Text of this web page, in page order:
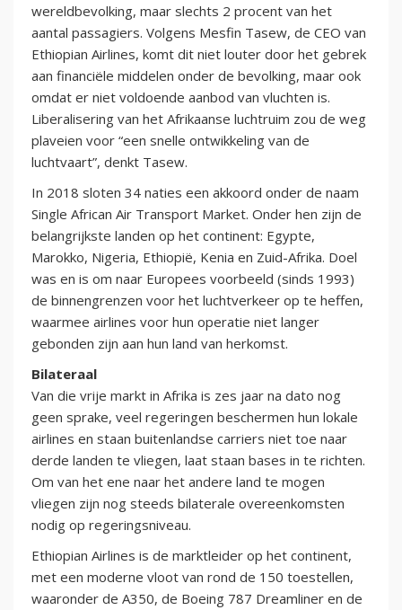
wereldbevolking, maar slechts 2 procent van het
aantal passagiers. Volgens Mesfin Tasew, de CEO van
Ethiopian Airlines, komt dit niet louter door het gebrek
aan financiële middelen onder de bevolking, maar ook
omdat er niet voldoende aanbod van vluchten is.
Liberalisering van het Afrikaanse luchtruim zou de weg
plaveien voor “een snelle ontwikkeling van de
luchtvaart”, denkt Tasew.
In 2018 sloten 34 naties een akkoord onder de naam
Single African Air Transport Market. Onder hen zijn de
belangrijkste landen op het continent: Egypte,
Marokko, Nigeria, Ethiopië, Kenia en Zuid-Afrika. Doel
was en is om naar Europees voorbeeld (sinds 1993)
de binnengrenzen voor het luchtverkeer op te heffen,
waarmee airlines voor hun operatie niet langer
gebonden zijn aan hun land van herkomst.
Bilateraal
Van die vrije markt in Afrika is zes jaar na dato nog
geen sprake, veel regeringen beschermen hun lokale
airlines en staan buitenlandse carriers niet toe naar
derde landen te vliegen, laat staan bases in te richten.
Om van het ene naar het andere land te mogen
vliegen zijn nog steeds bilaterale overeenkomsten
nodig op regeringsniveau.
Ethiopian Airlines is de marktleider op het continent,
met een moderne vloot van rond de 150 toestellen,
waaronder de A350, de Boeing 787 Dreamliner en de